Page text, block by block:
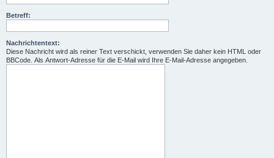
Betreff:
Nachrichtentext:
Diese Nachricht wird als reiner Text verschickt, verwenden Sie daher kein HTML oder
BBCode. Als Antwort-Adresse für die E-Mail wird Ihre E-Mail-Adresse angegeben.